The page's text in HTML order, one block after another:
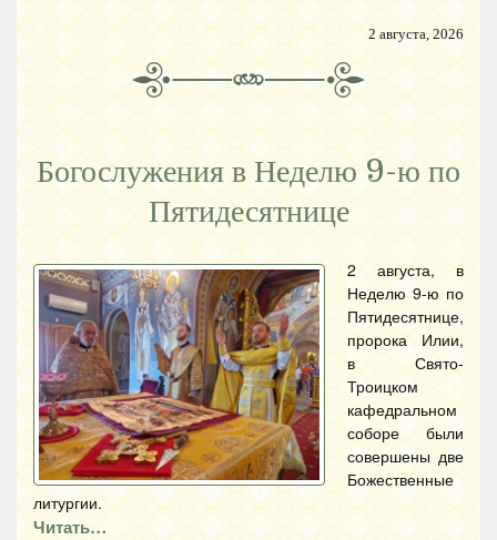
2 августа, 2026
Богослужения в Неделю 9-ю по
Пятидесятнице
2 августа, в
Неделю 9-ю по
Пятидесятнице,
пророка Илии,
в Свято-
Троицком
кафедральном
соборе были
совершены две
Божественные
литургии.
Читать…